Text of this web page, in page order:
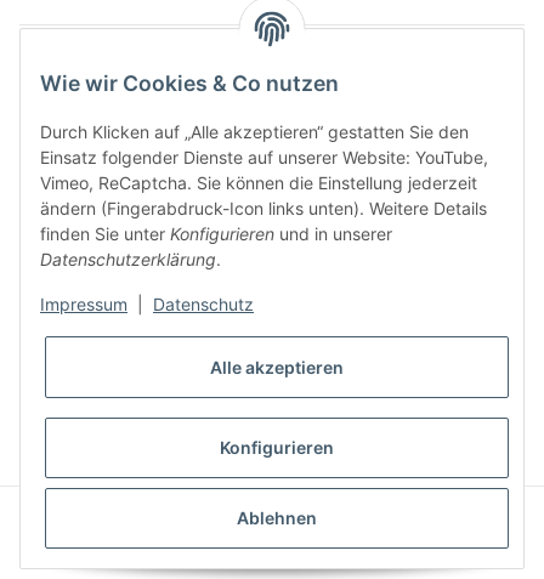
Wie wir Cookies & Co nutzen
Durch Klicken auf „Alle akzeptieren“ gestatten Sie den
Einsatz folgender Dienste auf unserer Website: YouTube,
Vimeo, ReCaptcha. Sie können die Einstellung jederzeit
ändern (Fingerabdruck-Icon links unten). Weitere Details
finden Sie unter Konfigurieren und in unserer
Datenschutzerklärung.
Impressum Datenschutz
Alle akzeptieren
Konfigurieren
Ablehnen
E-Mail-Adresse
Bitte senden Sie mir entsprechend IhrerDatenschutzerklärung regelmäßig
und jederzeit widerruflich Informationen zu Ihrem Produktsortiment per E-
Mail zu.
JTL-Shop|AVIA JTL-Shop Template